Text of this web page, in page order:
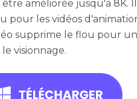
améliorée jusqu'à 8K.
pour les vidéos
supprime le flou pour
visionnage.